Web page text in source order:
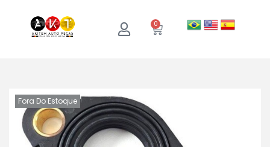
0
Fora Do Estoque